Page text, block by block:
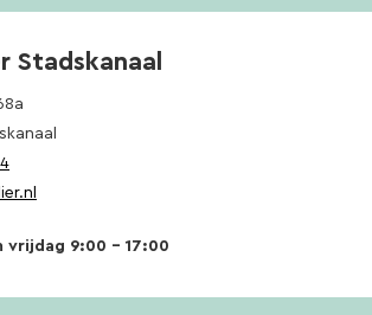
Stadskanaal
vrijdag 9:00 – 17:00